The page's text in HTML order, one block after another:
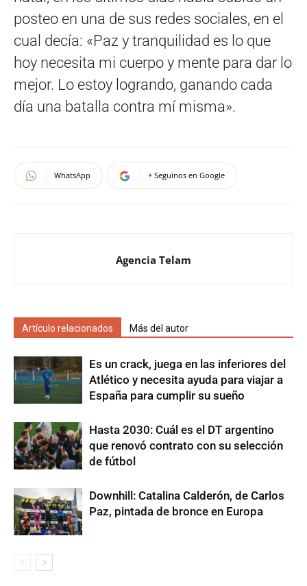
posteo en una de sus redes sociales, en el
cual decía: «Paz y tranquilidad es lo que
hoy necesita mi cuerpo y mente para dar lo
mejor. Lo estoy logrando, ganando cada
día una batalla contra mí misma».
WhatsApp + Seguinos en Google
Agencia Telam
Artículo relacionados Más del autor
Es un crack, juega en las inferiores del
Atlético y necesita ayuda para viajar a
España para cumplir su sueño
Hasta 2030: Cuál es el DT argentino
que renovó contrato con su selección
de fútbol
Downhill: Catalina Calderón, de Carlos
Paz, pintada de bronce en Europa